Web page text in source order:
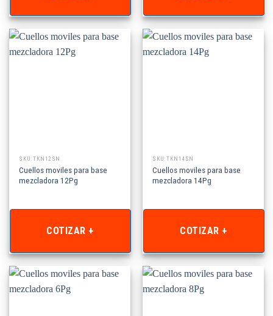
SKU: TKN12SN
Cuellos moviles para base
mezcladora 12Pg
COTIZAR +
SKU: TKN14SN
Cuellos moviles para base
mezcladora 14Pg
COTIZAR +